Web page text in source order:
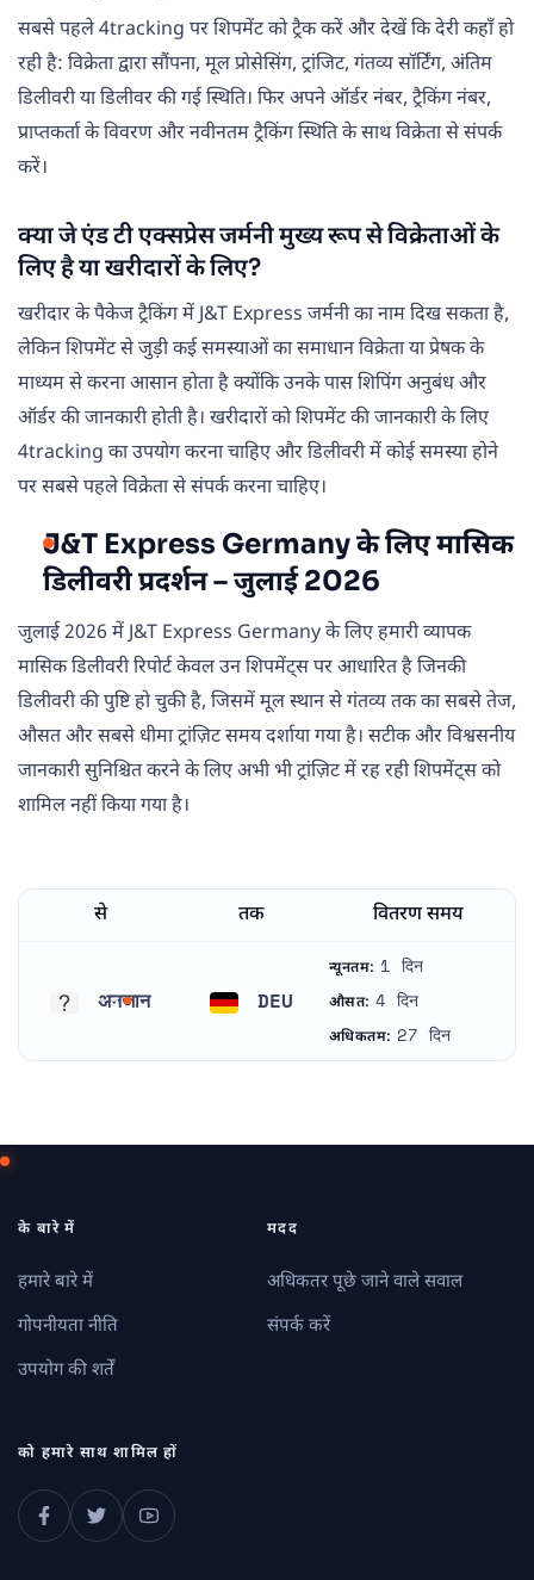
सबसे पहले 4tracking पर शिपमेंट को ट्रैक करें और देखें कि देरी कहाँ हो
रही है: विक्रेता द्वारा सौंपना, मूल प्रोसेसिंग, ट्रांजिट, गंतव्य सॉर्टिंग, अंतिम
डिलीवरी या डिलीवर की गई स्थिति। फिर अपने ऑर्डर नंबर, ट्रैकिंग नंबर,
प्राप्तकर्ता के विवरण और नवीनतम ट्रैकिंग स्थिति के साथ विक्रेता से संपर्क
करें।
क्या जे एंड टी एक्सप्रेस जर्मनी मुख्य रूप से विक्रेताओं के
लिए है या खरीदारों के लिए?
खरीदार के पैकेज ट्रैकिंग में J&T Express जर्मनी का नाम दिख सकता है,
लेकिन शिपमेंट से जुड़ी कई समस्याओं का समाधान विक्रेता या प्रेषक के
माध्यम से करना आसान होता है क्योंकि उनके पास शिपिंग अनुबंध और
ऑर्डर की जानकारी होती है। खरीदारों को शिपमेंट की जानकारी के लिए
4tracking का उपयोग करना चाहिए और डिलीवरी में कोई समस्या होने
पर सबसे पहले विक्रेता से संपर्क करना चाहिए।
J&T Express Germany के लिए मासिक
डिलीवरी प्रदर्शन – जुलाई 2026
जुलाई 2026 में J&T Express Germany के लिए हमारी व्यापक
मासिक डिलीवरी रिपोर्ट केवल उन शिपमेंट्स पर आधारित है जिनकी
डिलीवरी की पुष्टि हो चुकी है, जिसमें मूल स्थान से गंतव्य तक का सबसे तेज,
औसत और सबसे धीमा ट्रांज़िट समय दर्शाया गया है। सटीक और विश्वसनीय
जानकारी सुनिश्चित करने के लिए अभी भी ट्रांज़िट में रह रही शिपमेंट्स को
शामिल नहीं किया गया है।
से तक वितरण समय
अनजान DEU
न्यूनतम: 1 दिन
औसत: 4 दिन
अधिकतम: 27 दिन
के बारे में
हमारे बारे में
गोपनीयता नीति
उपयोग की शर्तें
मदद
अधिकतर पूछे जाने वाले सवाल
संपर्क करें
को हमारे साथ शामिल हों